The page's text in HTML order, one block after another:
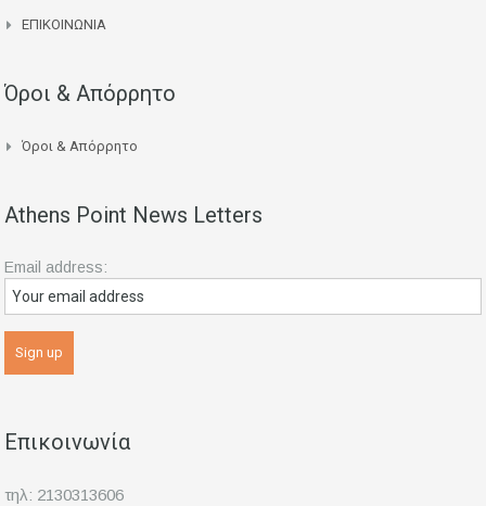
ΕΠΙΚΟΙΝΩΝΙΑ
Όροι & Απόρρητο
Όροι & Απόρρητο
Athens Point News Letters
Email address:
Επικοινωνία
τηλ: 2130313606